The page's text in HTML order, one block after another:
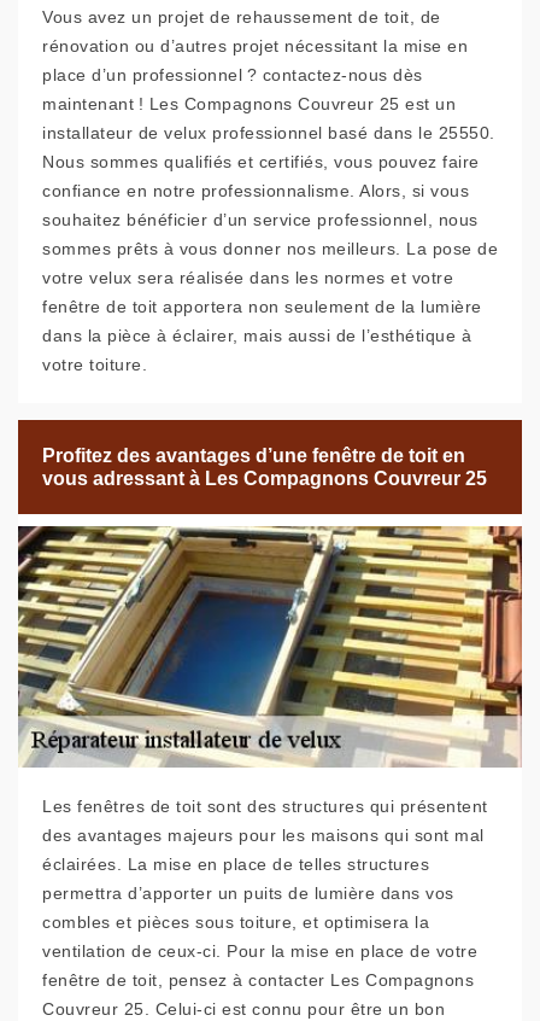
Vous avez un projet de rehaussement de toit, de
rénovation ou d’autres projet nécessitant la mise en
place d’un professionnel ? contactez-nous dès
maintenant ! Les Compagnons Couvreur 25 est un
installateur de velux professionnel basé dans le 25550.
Nous sommes qualifiés et certifiés, vous pouvez faire
confiance en notre professionnalisme. Alors, si vous
souhaitez bénéficier d’un service professionnel, nous
sommes prêts à vous donner nos meilleurs. La pose de
votre velux sera réalisée dans les normes et votre
fenêtre de toit apportera non seulement de la lumière
dans la pièce à éclairer, mais aussi de l’esthétique à
votre toiture.
Profitez des avantages d’une fenêtre de toit en
vous adressant à Les Compagnons Couvreur 25
Les fenêtres de toit sont des structures qui présentent
des avantages majeurs pour les maisons qui sont mal
éclairées. La mise en place de telles structures
permettra d’apporter un puits de lumière dans vos
combles et pièces sous toiture, et optimisera la
ventilation de ceux-ci. Pour la mise en place de votre
fenêtre de toit, pensez à contacter Les Compagnons
Couvreur 25. Celui-ci est connu pour être un bon